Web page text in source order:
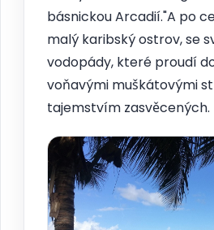
básnickou Arcadií."A po
malý karibský ostrov, se
vodopády, které proudí
voňavými muškátovými
tajemstvím zasvěcených.